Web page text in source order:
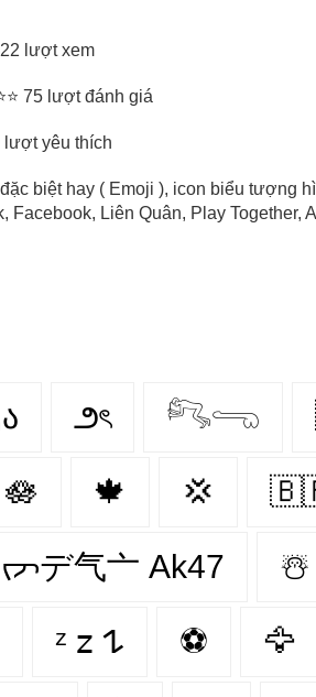
lượt xem
75 lượt đánh giá
lượt yêu thích
biệt hay ( Emoji ), icon biểu tượng
Facebook, Liên Quân, Play Together,
౨ৎ 𓀐𓂸
🪷 🍁 💢
ᡕᠵデ气亠 Ak47 ☃️
ᶻ 𝗓 𐰁 ⚽ 🦅